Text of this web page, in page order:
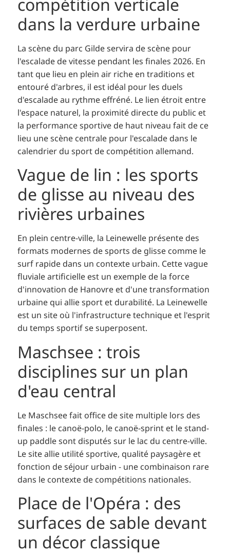
dans la verdure urbaine
La scène du parc Gilde servira de scène pour
l'escalade de vitesse pendant les finales 2026. En
tant que lieu en plein air riche en traditions et
entouré d'arbres, il est idéal pour les duels
d'escalade au rythme effréné. Le lien étroit entre
l'espace naturel, la proximité directe du public et
la performance sportive de haut niveau fait de ce
lieu une scène centrale pour l'escalade dans le
calendrier du sport de compétition allemand.
Vague de lin : les sports
de glisse au niveau des
rivières urbaines
En plein centre-ville, la Leinewelle présente des
formats modernes de sports de glisse comme le
surf rapide dans un contexte urbain. Cette vague
fluviale artificielle est un exemple de la force
d'innovation de Hanovre et d'une transformation
urbaine qui allie sport et durabilité. La Leinewelle
est un site où l'infrastructure technique et l'esprit
du temps sportif se superposent.
Maschsee : trois
disciplines sur un plan
d'eau central
Le Maschsee fait office de site multiple lors des
finales : le canoë-polo, le canoë-sprint et le stand-
up paddle sont disputés sur le lac du centre-ville.
Le site allie utilité sportive, qualité paysagère et
fonction de séjour urbain - une combinaison rare
dans le contexte de compétitions nationales.
Place de l'Opéra : des
surfaces de sable devant
un décor classique